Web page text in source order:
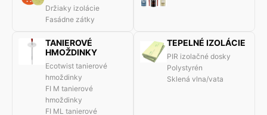
Držiaky izolácie
Fasádne zátky
TANIEROVÉ
HMOŽDINKY
Ecotwist tanierové
hmoždinky
FI M tanierové
hmoždinky
FI ML tanierové
TEPELNÉ IZOLÁCIE
PIR izolačné dosky
Polystyrén
Sklená vlna/vata